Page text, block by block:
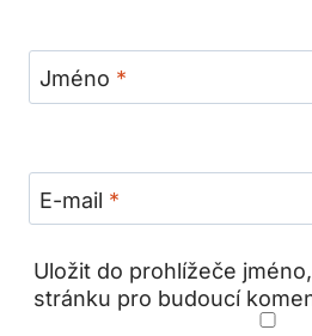
Jméno *
E-mail *
Uložit do prohlížeče
stránku pro budoucí